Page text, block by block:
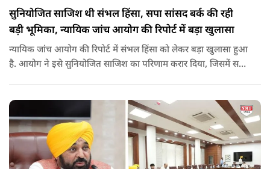
सुनियोजित साजिश थी संभल हिंसा, सपा सांसद बर्क की रही
बड़ी भूमिका, न्यायिक जांच आयोग की रिपोर्ट में बड़ा खुलासा
न्यायिक जांच आयोग की रिपोर्ट में संभल हिंसा को लेकर बड़ा खुलासा हुआ
है. आयोग ने इसे सुनियोजित साजिश का परिणाम करार दिया, जिसमें सपा